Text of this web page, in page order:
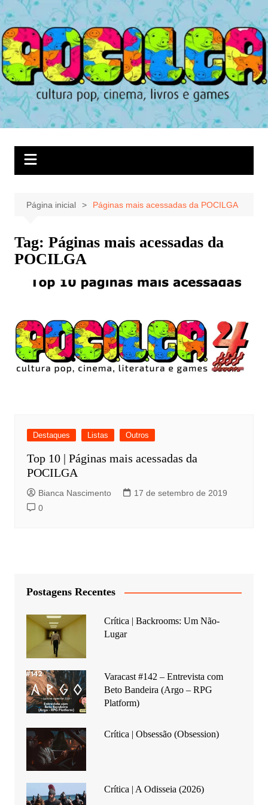
Ir
para
o
conteúdo
Página inicial Páginas mais acessadas da POCILGA
Tag: Páginas mais acessadas da
POCILGA
Destaques Listas Outros
Top 10 | Páginas mais acessadas da
POCILGA
Bianca Nascimento
17 de setembro de 2019
0
Postagens Recentes
Crítica | Backrooms: Um Não-
Lugar
Varacast #142 – Entrevista com
Beto Bandeira (Argo – RPG
Platform)
Crítica | Obsessão (Obsession)
Crítica | A Odisseia (2026)